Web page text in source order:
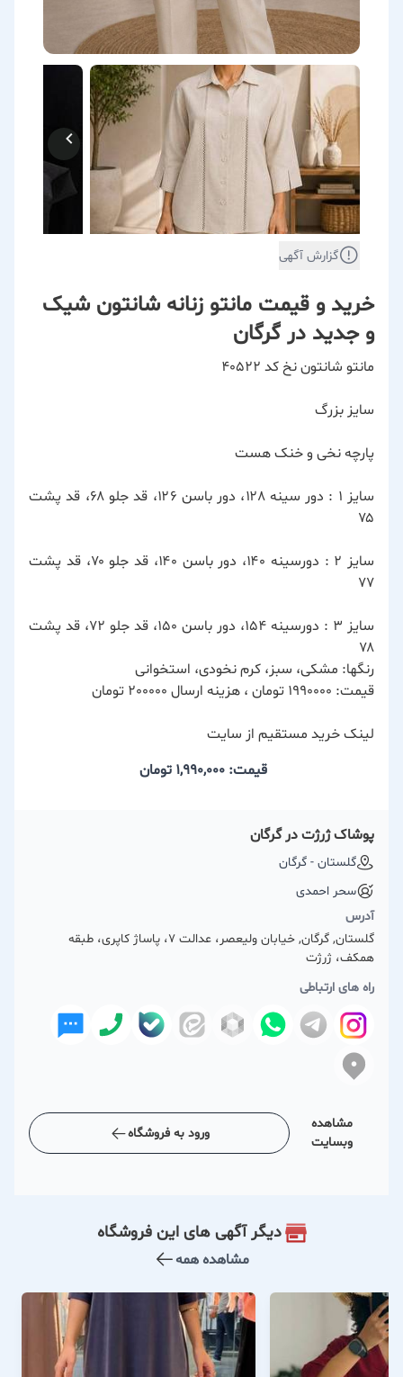
گزارش آگهی
خرید و قیمت مانتو زنانه شانتون شیک
و جدید در گرگان
مانتو شانتون نخ کد ۴۰۵۲۲
سایز بزرگ
پارچه نخی و خنک هست
سایز ۱ : دور سینه ۱۲۸، دور باسن ۱۲۶، قد جلو ۶۸، قد پشت
۷۵
سایز ۲ : دورسینه ۱۴۰، دور باسن ۱۴۰، قد جلو ۷۰، قد پشت
۷۷
سایز ۳ : دورسینه ۱۵۴، دور باسن ۱۵۰، قد جلو ۷۲، قد پشت
۷۸
رنگها: مشکی، سبز، کرم نخودی، استخوانی
قیمت: 1990000 تومان ، هزینه ارسال 200000 تومان
لینک خرید مستقیم از سایت
قیمت: 1,990,000
تومان
پوشاک ژرژت در گرگان
گلستان - گرگان
سحر احمدی
آدرس
گلستان, گرگان, خیابان ولیعصر، عدالت 7، پاساژ کاپری، طبقه
همکف، ژرژت
راه های ارتباطی
مشاهده
وبسایت
ورود به فروشگاه
دیگر آگهی های این فروشگاه
مشاهده همه